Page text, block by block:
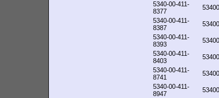
5340-00-411-
8377
5340-00-411-
8387
5340-00-411-
8393
5340-00-411-
8403
5340-00-411-
8741
5340-00-411-
8947